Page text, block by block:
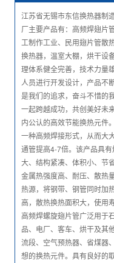
江苏省无锡市东信换热器制
厂主要产品有：高频焊翅片
工制作工业、民用翅片管散
换热器，温室大棚，烘干设
理体系健全完善，技术力量
人员进行开发设计，产品不
是我们的追求，奋斗不惜的
一起跨越成功，共创美好未
内公认的高效节能换热元件
一种高频焊接形式，从而大
通管提高4-7倍。该产品具
大、结构紧凑、体积小、节
金属热强度高、耐压、散热
热源，将钢带、钢管同时加
高，散热换热面积大，使用
高频焊螺旋翅片管广泛用于
品、电厂、客车、烘干及其
流段、空气预热器、省煤器
想的换热元件。具有良好的